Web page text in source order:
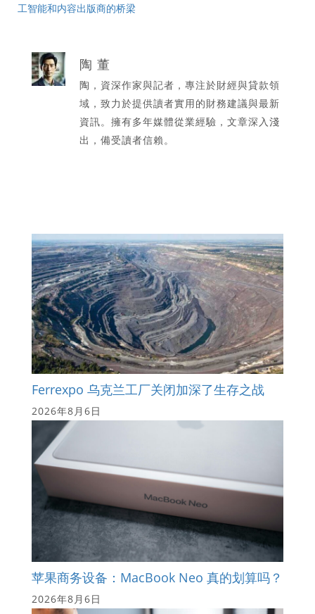
工智能和内容出版商的桥梁
陶 董
陶，資深作家與記者，專注於財經與貸款領
域，致力於提供讀者實用的財務建議與最新
資訊。擁有多年媒體從業經驗，文章深入淺
出，備受讀者信賴。
Ferrexpo 乌克兰工厂关闭加深了生存之战
2026年8月6日
苹果商务设备：MacBook Neo 真的划算吗？
2026年8月6日